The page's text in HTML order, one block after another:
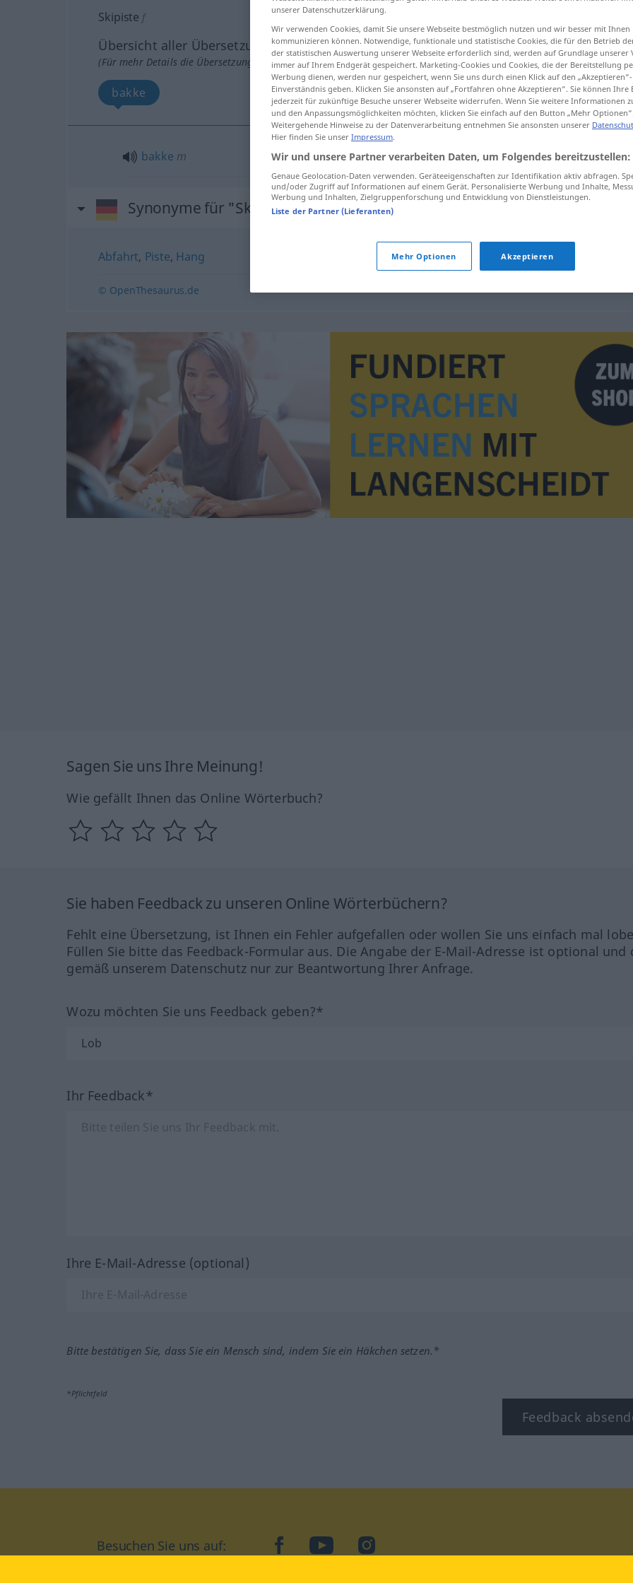
Skipiste f
Übersicht aller Übersetzungen
(Für mehr Details die Übersetzung anklicken/antippen)
bakke
bakke m Skipiste
Synonyme für "Skipiste"
Abfahrt, Piste, Hang
© OpenThesaurus.de
Sagen Sie uns Ihre Meinung!
Wie gefällt Ihnen das Online Wörterbuch?
Sie haben Feedback zu unseren Online Wörterbüchern?
Fehlt eine Übersetzung, ist Ihnen ein Fehler aufgefallen oder wollen Sie uns einfach mal
Füllen Sie bitte das Feedback-Formular aus. Die Angabe der E-Mail-Adresse ist optional und
gemäß unserem Datenschutz nur zur Beantwortung Ihrer Anfrage.
Wozu möchten Sie uns Feedback geben?*
Ihr Feedback*
Ihre E-Mail-Adresse (optional)
Bitte bestätigen Sie, dass Sie ein Mensch sind, indem Sie ein Häkchen setzen.*
*Pflichtfeld
Feedback
Besuchen Sie uns auf: facebookYouTubeInstagram
unserer Datenschutzerklärung.
Wir verwenden Cookies, damit Sie unsere Webseite bestmöglich nutzen und wir besser mit Ihnen
kommunizieren können. Notwendige, funktionale und statistische Cookies, die für den Betrieb
der statistischen Auswertung unserer Webseite erforderlich sind, werden auf Grundlage unserer
immer auf Ihrem Endgerät gespeichert. Marketing-Cookies und Cookies, die der Bereitstellung
Werbung dienen, werden nur gespeichert, wenn Sie uns durch einen Klick auf den
Einverständnis geben. Klicken Sie ansonsten auf „Fortfahren ohne Akzeptieren“. Sie können
jederzeit für zukünftige Besuche unserer Webseite widerrufen. Wenn Sie weitere Informationen
und den Anpassungsmöglichkeiten möchten, klicken Sie einfach auf den Button „Mehr
Weitergehende Hinweise zu der Datenverarbeitung entnehmen Sie ansonsten unserer
Hier finden Sie unser Impressum.
Wir und unsere Partner verarbeiten Daten, um Folgendes bereitzustellen:
Genaue Geolocation-Daten verwenden. Geräteeigenschaften zur Identifikation aktiv abfragen.
und/oder Zugriff auf Informationen auf einem Gerät. Personalisierte Werbung und Inhalte,
Werbung und Inhalten, Zielgruppenforschung und Entwicklung von Dienstleistungen.
Liste der Partner (Lieferanten)
Mehr Optionen Akzeptieren